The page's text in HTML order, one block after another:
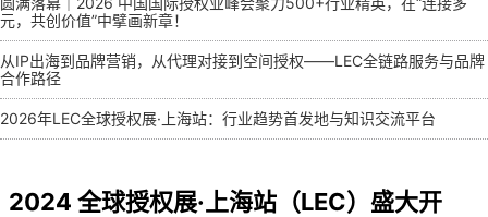
2024 全球授权展·上海站（LEC）盛大开
元，共创价值”中擘画新章！
从IP出海到品牌营销，从代理对接到空间授权——LEC全链路服务与品牌
合作路径
2026年LEC全球授权展·上海站：行业趋势首发地与知识交流平台